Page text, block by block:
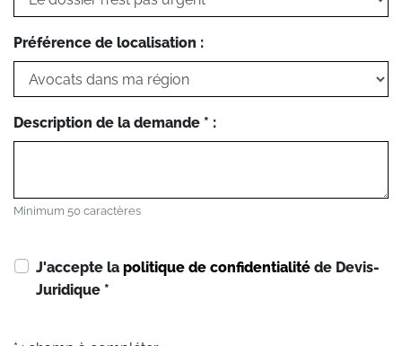
Préférence de localisation :
Description de la demande * :
Minimum 50 caractères
J'accepte la politique de confidentialité de Devis-
Juridique *